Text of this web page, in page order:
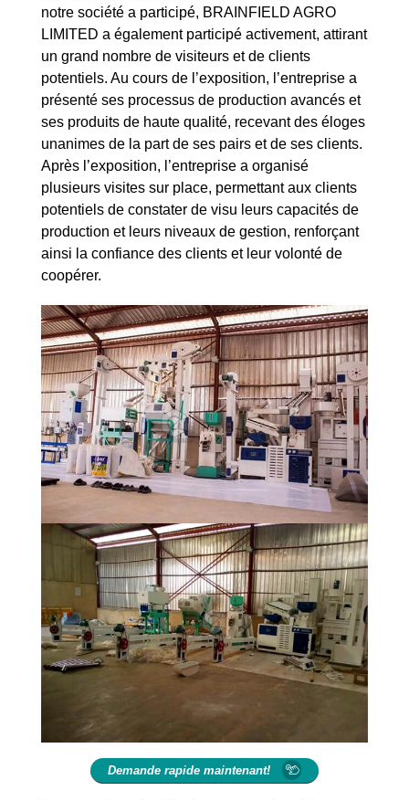
notre société a participé, BRAINFIELD AGRO
LIMITED a également participé activement, attirant
un grand nombre de visiteurs et de clients
potentiels. Au cours de l’exposition, l’entreprise a
présenté ses processus de production avancés et
ses produits de haute qualité, recevant des éloges
unanimes de la part de ses pairs et de ses clients.
Après l’exposition, l’entreprise a organisé
plusieurs visites sur place, permettant aux clients
potentiels de constater de visu leurs capacités de
production et leurs niveaux de gestion, renforçant
ainsi la confiance des clients et leur volonté de
coopérer.
Demande rapide maintenant!